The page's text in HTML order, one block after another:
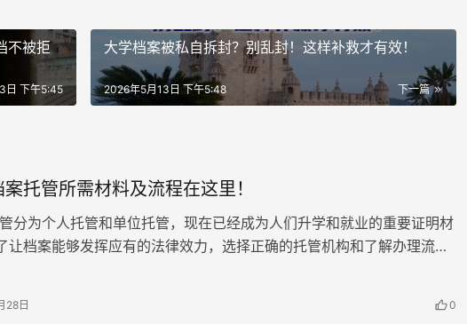
不被拒
日 下午5:45
大学档案被私自拆封？别乱封！这样补救才有效！
下一篇
2026年5月13日 下午5:48
托管所需材料及流程在这里！
分为个人托管和单位托管，现在已经成为人们升学和就业的重要证明材
让档案能够发挥应有的法律效力，选择正确的托管机构和了解办理流程
28日 0